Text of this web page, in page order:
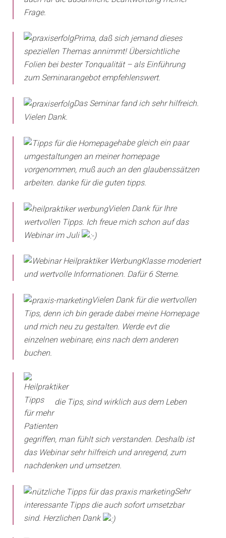
Frage.
Prima, daß sich jemand dieses
speziellen Themas annimmt! Übersichtliche
Folien bei bester Tonqualität – als Einführung
zum Seminarangebot empfehlenswert.
Das Seminar fand ich sehr hilfreich.
Vielen Dank.
habe gleich ein paar
umgestaltungen an meiner homepage
vorgenommen, muß auch an den glaubenssätzen
arbeiten. danke für die guten tipps.
Vielen Dank für Ihre
wertvollen Tipps. Ich freue mich schon auf das
Webinar im Juli
Klasse moderiert
und wertvolle Informationen. Dafür 6 Sterne.
Vielen Dank für die wertvollen
Tips, denn ich bin gerade dabei meine Homepage
und mich neu zu gestalten. Werde evt die
einzelnen webinare, eins nach dem anderen
buchen.
die Tips, sind wirklich aus dem Leben
gegriffen, man fühlt sich verstanden. Deshalb ist
das Webinar sehr hilfreich und anregend, zum
nachdenken und umsetzen.
Sehr
interessante Tipps die auch sofort umsetzbar
sind. Herzlichen Dank